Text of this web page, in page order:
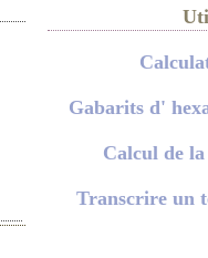
Gabarits d'
Calcul de
Transcrire un